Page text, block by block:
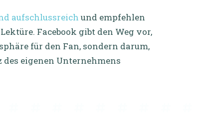
aufschlussreich und empfehlen
Facebook gibt den Weg vor,
für den Fan, sondern darum,
eigenen Unternehmens